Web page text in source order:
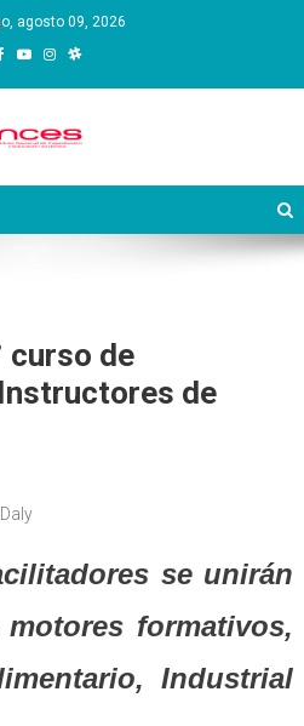
agosto 09, 2026
Nacional de
y Educación
curso de
de
se unirán
formativos,
Industrial